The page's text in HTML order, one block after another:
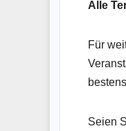
Alle
Für
Seien